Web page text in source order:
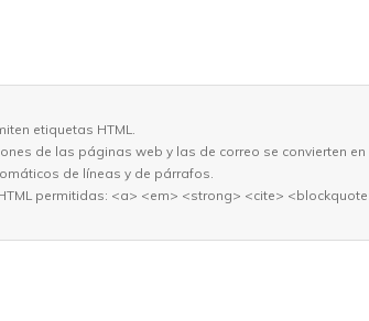
etiquetas HTML.
de las páginas web y las de correo se convierten
de líneas y de párrafos.
permitidas: <a> <em> <strong> <cite>